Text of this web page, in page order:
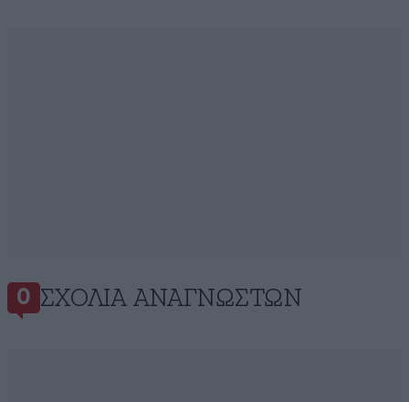
0 ΣΧΌΛΙΑ ΑΝΑΓΝΩΣΤΏΝ